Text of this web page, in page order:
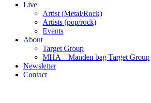
Live
Artist (Metal/Rock)
Artists (pop/rock)
Events
About
Target Group
MHA – Manden bag Target Group
Newsletter
Contact